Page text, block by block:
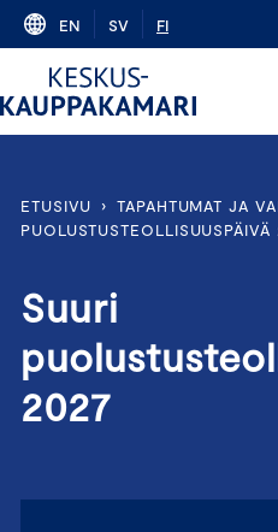
Skip
content
EN SV FI
ETUSIVU › TAPAHTUMAT JA
PUOLUSTUSTEOLLISUUSPÄIVÄ
Suuri
2027